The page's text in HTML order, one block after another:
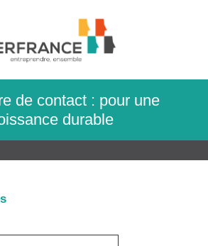
de contact : pour une
durable